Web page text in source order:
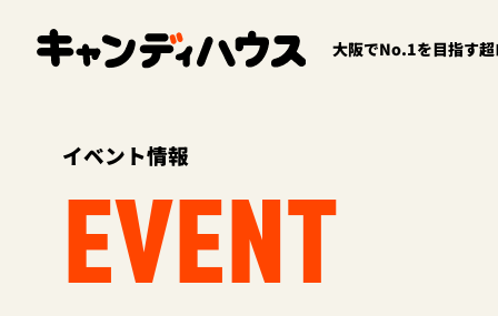
大阪でNo.1を目指す
イベント情報
EVENT